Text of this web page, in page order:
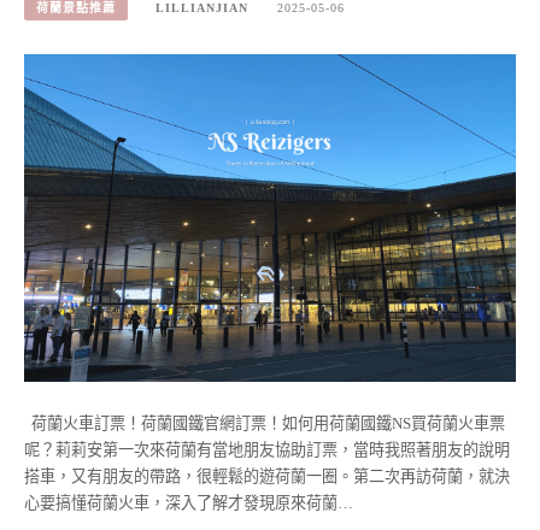
荷蘭景點推薦 LILLIANJIAN 2025-05-06
荷蘭火車訂票！荷蘭國鐵官網訂票！如何用荷蘭國鐵NS買荷蘭火車票
呢？莉莉安第一次來荷蘭有當地朋友協助訂票，當時我照著朋友的說明
搭車，又有朋友的帶路，很輕鬆的遊荷蘭一圈。第二次再訪荷蘭，就決
心要搞懂荷蘭火車，深入了解才發現原來荷蘭…